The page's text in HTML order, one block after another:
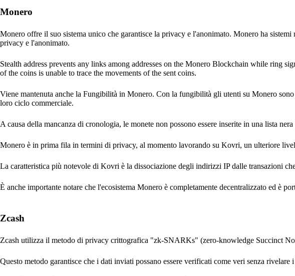
Monero
Monero offre il suo sistema unico che garantisce la privacy e l'anonimato. Monero ha
privacy e l'anonimato.
Stealth address prevents any links among addresses on the Monero Blockchain while ring
of the coins is unable to trace the movements of the sent coins.
Viene mantenuta anche la Fungibilità in Monero. Con la fungibilità gli utenti su Monero
loro ciclo commerciale.
A causa della mancanza di cronologia, le monete non possono essere inserite in una lista
Monero è in prima fila in termini di privacy, al momento lavorando su Kovri, un ulteriore
La caratteristica più notevole di Kovri è la dissociazione degli indirizzi IP dalle transazioni
È anche importante notare che l'ecosistema Monero è completamente decentralizzato ed è
Zcash
Zcash utilizza il metodo di privacy crittografica "zk-SNARKs" (zero-knowledge Succinct
Questo metodo garantisce che i dati inviati possano essere verificati come veri senza rivelare